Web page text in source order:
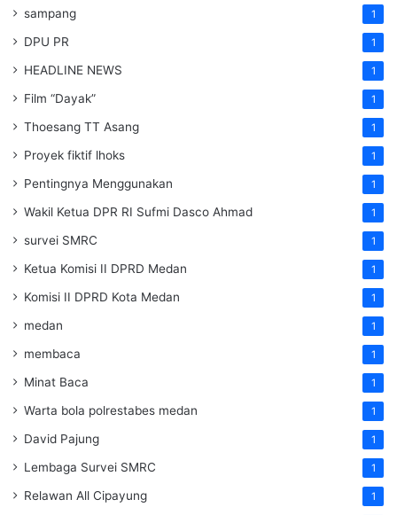
sampang 1
DPU PR 1
HEADLINE NEWS 1
Film “Dayak” 1
Thoesang TT Asang 1
Proyek fiktif lhoks 1
Pentingnya Menggunakan 1
Wakil Ketua DPR RI Sufmi Dasco Ahmad 1
survei SMRC 1
Ketua Komisi II DPRD Medan 1
Komisi II DPRD Kota Medan 1
medan 1
membaca 1
Minat Baca 1
Warta bola polrestabes medan 1
David Pajung 1
Lembaga Survei SMRC 1
Relawan All Cipayung 1